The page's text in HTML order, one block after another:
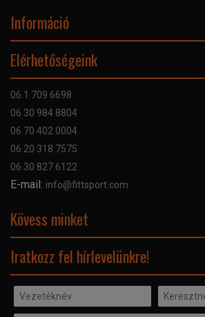
Információ
Bankkártyás fizetés
Adatvédelmi nyilatkozat
Elérhetőségeink
06 1 709 6698
06 30 984 8804
06 70 402 0004
06 20 318 7575
06 30 827 6122
E-mail: info@fittsport.com
Kövess minket
Iratkozz fel hírlevelünkre!